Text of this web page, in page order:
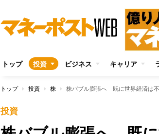
トップ 投資 ビジネス キャリア
トップ 投資 株 株バブル膨張へ 既に世界経済は
投資